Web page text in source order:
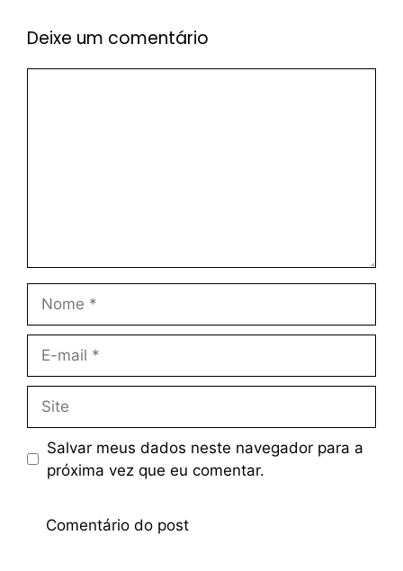
Deixe um comentário
Salvar meus dados neste navegador para a
próxima vez que eu comentar.